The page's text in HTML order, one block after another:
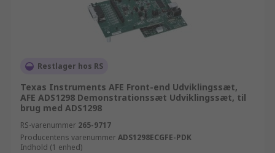
Restlager hos RS
Texas Instruments AFE Front-end Udviklingssæt,
AFE ADS1298 Demonstrationssæt Udviklingssæt, til
brug med ADS1298
RS-varenummer 265-9717
Producentens varenummerADS1298ECGFE-PDK
Indhold (1 enhed)